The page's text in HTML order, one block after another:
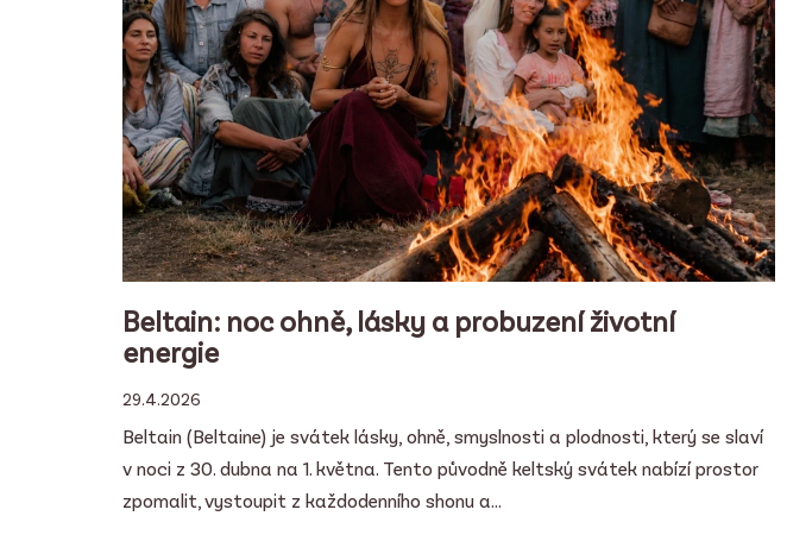
l
á
n
k
ů
Beltain: noc ohně, lásky a probuzení životní
energie
29.4.2026
Beltain (Beltaine) je svátek lásky, ohně, smyslnosti a plodnosti, který se slaví
v noci z 30. dubna na 1. května. Tento původně keltský svátek nabízí prostor
zpomalit, vystoupit z každodenního shonu a...